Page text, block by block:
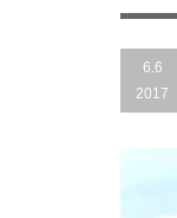
6.6
2017